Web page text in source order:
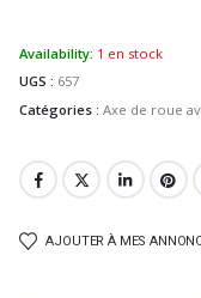
Availability: 1 en stock
UGS : 657
Catégories : Axe de roue
AJOUTER À MES